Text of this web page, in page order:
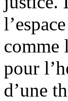
comme
pour
d’une